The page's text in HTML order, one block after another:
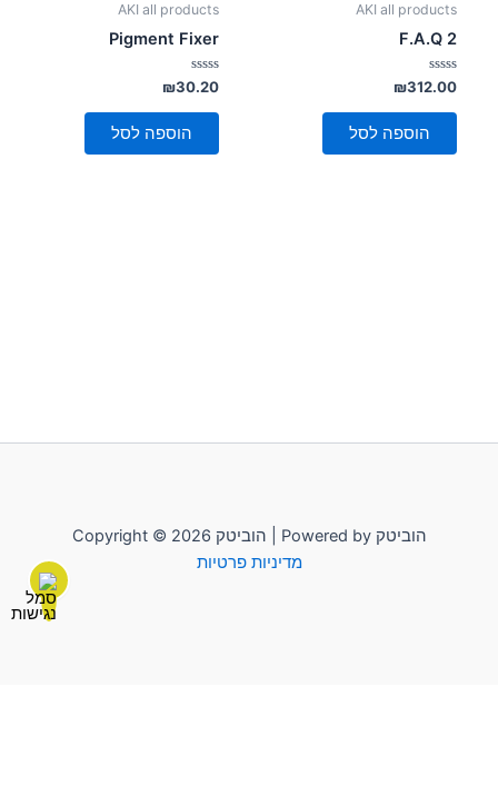
AKI all products
F.A.Q 2
דורג
0
מתוך
₪312.00
הוספה לסל
AKI all products
Pigment Fixer
דורג
0
מתוך
₪30.20
הוספה לסל
Copyright © 2026 הוביטק | Powered by הוביטק
מדיניות פרטיות